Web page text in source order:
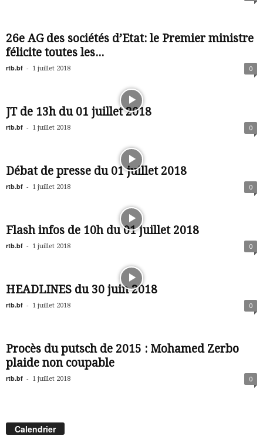
26e AG des sociétés d’Etat: le Premier ministre
félicite toutes les...
rtb.bf - 1 juillet 2018 0
JT de 13h du 01 juillet 2018
rtb.bf - 1 juillet 2018 0
Débat de presse du 01 juillet 2018
rtb.bf - 1 juillet 2018 0
Flash infos de 10h du 01 juillet 2018
rtb.bf - 1 juillet 2018 0
HEADLINES du 30 juin 2018
rtb.bf - 1 juillet 2018 0
Procès du putsch de 2015 : Mohamed Zerbo
plaide non coupable
rtb.bf - 1 juillet 2018 0
Calendrier